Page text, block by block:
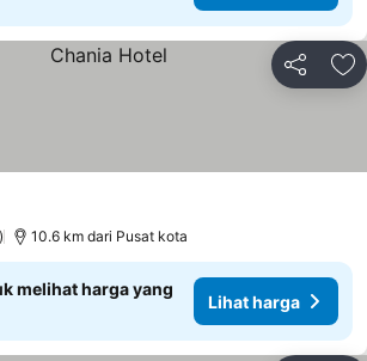
Bagikan
10.6 km dari Pusat kota
melihat harga yang
Lihat harga